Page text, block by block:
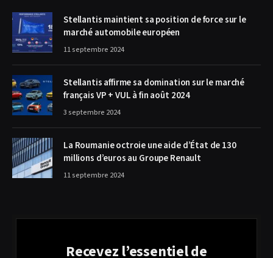
Stellantis maintient sa position de force sur le
marché automobile européen
11 septembre 2024
Stellantis affirme sa domination sur le marché
français VP + VUL à fin août 2024
3 septembre 2024
La Roumanie octroie une aide d’État de 130
millions d’euros au Groupe Renault
11 septembre 2024
Recevez l’essentiel de